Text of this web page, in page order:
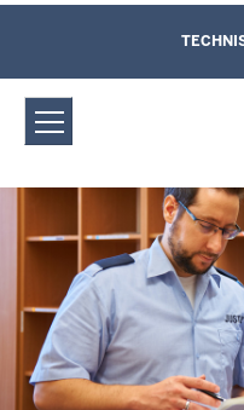
Landgericht
Sitzungstermine
Direkt zum Inhalt
Leichte Sprache,
und Kontaktformular